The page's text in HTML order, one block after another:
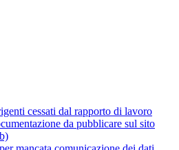
cessati dal rapporto di lavoro
da pubblicare sul sito